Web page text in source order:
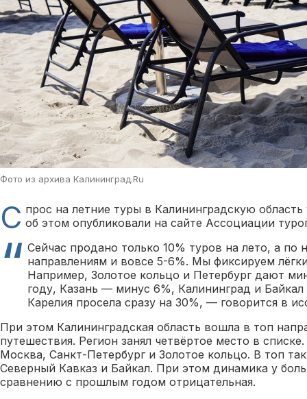
Фото из архива Калининград.Ru
С прос на летние туры в Калининградскую
об этом опубликовали на сайте Ассоциации
Сейчас продано только 10% туров на лето, а по
направлениям и вовсе 5-6%. Мы фиксируем
Например, Золотое кольцо и Петербург дают
году, Казань — минус 6%, Калининград и
Карелия просела сразу на 30%, — говорится в
При этом Калининградская область вошла в топ
путешествия. Регион занял четвёртое место в
Москва, Санкт-Петербург и Золотое кольцо. В топ
Северный Кавказ и Байкал. При этом динамика у
сравнению с прошлым годом отрицательная.